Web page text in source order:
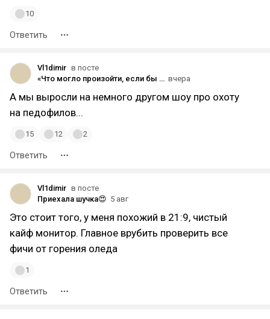
10
Ответить
Vl1dimir в посте
«Что могло произойти, если бы меня там не было?»: трейлер «Прайм-тайма» — фильма с Робертом Паттинсоном о ведущем телешоу про охоту на педофилов вчера
А мы выросли на немного другом шоу про охоту
на педофилов...
15 12 2
Ответить
Vl1dimir в посте
Приехала шучка😍 5 авг
Это стоит того, у меня похожий в 21:9, чистый
кайф монитор. Главное врубить проверить все
фичи от горения оледа
1
Ответить